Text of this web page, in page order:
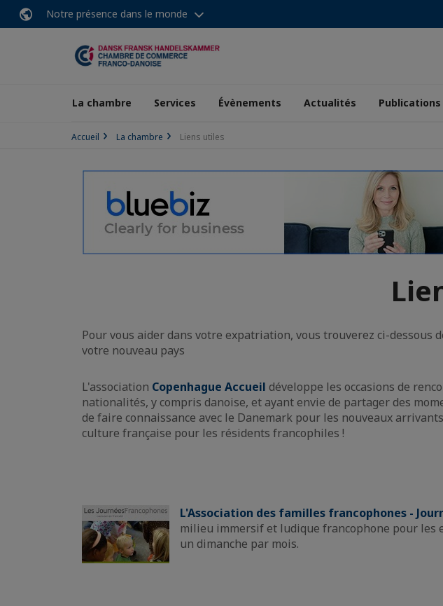
Notre présence dans le monde
La chambre Services Évènements Actualités Publications
Accueil La chambre Liens utiles
Pour vous aider dans votre expatriation, vous trouverez ci-
votre nouveau pays
L'association Copenhague Accueil développe les occasions de
nationalités, y compris danoise, et ayant envie de partager des
de faire connaissance avec le Danemark pour les nouveaux
culture française pour les résidents francophiles !
L'Association des familles francophones -
milieu immersif et ludique francophone pour les
un dimanche par mois.